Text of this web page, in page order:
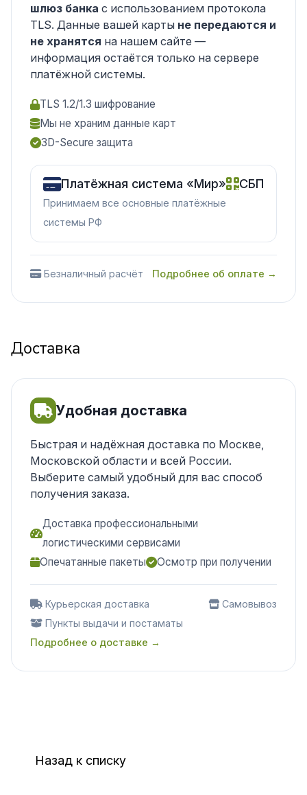
шлюз банка с использованием протокола
TLS. Данные вашей карты не передаются и
не хранятся на нашем сайте —
информация остаётся только на сервере
платёжной системы.
TLS 1.2/1.3 шифрование
Мы не храним данные карт
3D-Secure защита
Платёжная система «Мир» СБП
Принимаем все основные платёжные
системы РФ
Безналичный расчёт Подробнее об оплате →
Доставка
Удобная доставка
Быстрая и надёжная доставка по Москве,
Московской области и всей России.
Выберите самый удобный для вас способ
получения заказа.
Доставка профессиональными
логистическими сервисами
Опечатанные пакеты
Осмотр при получении
Курьерская доставка
Самовывоз
Пункты выдачи и постаматы
Подробнее о доставке →
Назад к списку